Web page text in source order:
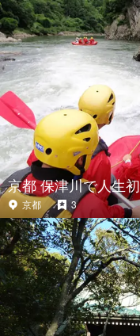
京都 保津川で人生
京都 3